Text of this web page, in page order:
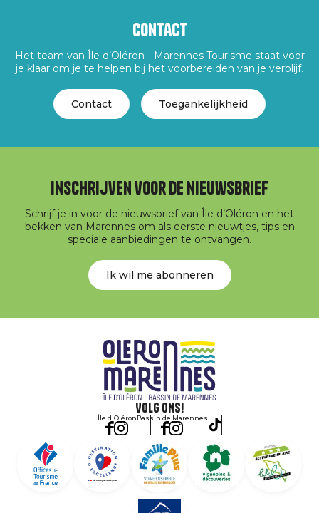
Contact
Het team van Île d’Oléron - Marennes Tourisme staat voor
je klaar om je te helpen bij het voorbereiden van je verblijf.
Contact Toegankelijkheid
Inschrijven voor de nieuwsbrief
Schrijf je in voor de nieuwsbrief van Île d’Oléron en het
bekken van Marennes om als eerste nieuwtjes, tips en
speciale aanbiedingen te ontvangen.
Ik wil me abonneren
Volg ons!
Île d'OléronBassin de Marennes